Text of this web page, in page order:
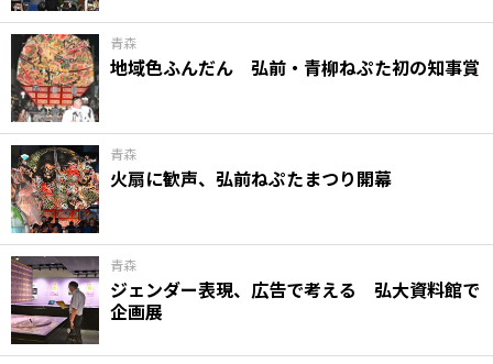
青森
地域色ふんだん 弘前・青柳ねぷた初の知事賞
青森
火扇に歓声、弘前ねぷたまつり開幕
青森
ジェンダー表現、広告で考える 弘大資料館で
企画展